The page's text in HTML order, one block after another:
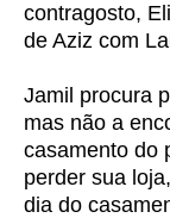
contragosto,
de Aziz com
Jamil procura
mas não a
casamento do
perder sua
dia do